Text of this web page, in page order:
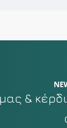
&